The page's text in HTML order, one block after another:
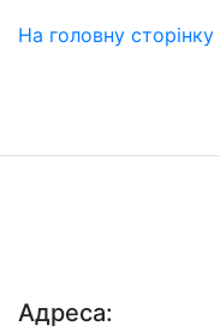
На головну сторінку
Адреса: